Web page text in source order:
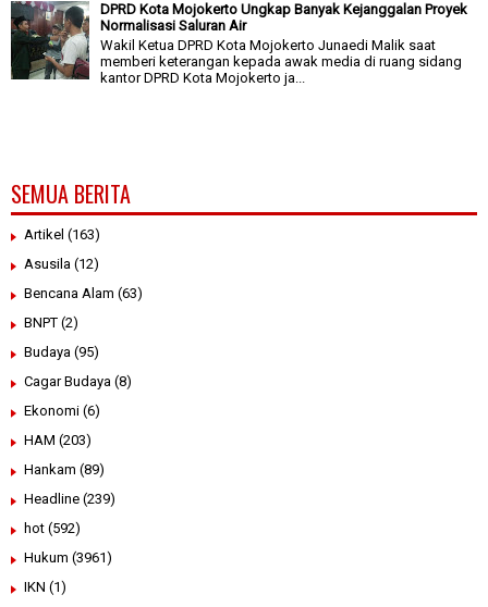
DPRD Kota Mojokerto Ungkap Banyak Kejanggalan Proyek
Normalisasi Saluran Air
Wakil Ketua DPRD Kota Mojokerto Junaedi Malik saat
memberi keterangan kepada awak media di ruang sidang
kantor DPRD Kota Mojokerto ja...
SEMUA BERITA
Artikel (163)
Asusila (12)
Bencana Alam (63)
BNPT (2)
Budaya (95)
Cagar Budaya (8)
Ekonomi (6)
HAM (203)
Hankam (89)
Headline (239)
hot (592)
Hukum (3961)
IKN (1)